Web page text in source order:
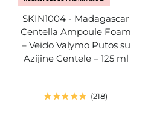
SKIN1004 - Madagascar
Centella Ampoule Foam
– Veido Valymo Putos su
Azijine Centele – 125 ml
218